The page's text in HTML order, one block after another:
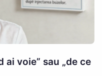
voie” sau „de ce